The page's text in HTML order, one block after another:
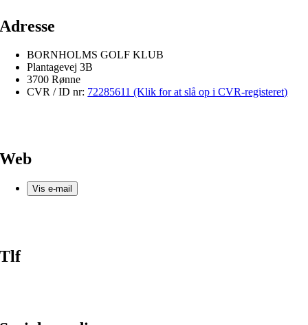
Adresse
BORNHOLMS GOLF KLUB
Plantagevej 3B
3700 Rønne
CVR / ID nr: 72285611 (Klik for at slå op i CVR-registeret)
Web
Vis e-mail
Tlf